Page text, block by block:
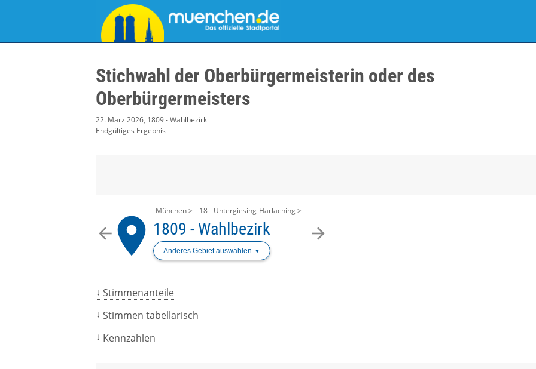
Stichwahl der Oberbürgermeisterin oder des
Oberbürgermeisters
22. März 2026, 1809 - Wahlbezirk
Endgültiges Ergebnis
arrow_back arrow_forward
place
München 18 - Untergiesing-Harlaching
1809 - Wahlbezirk
Anderes Gebiet auswählen
Stimmenanteile
Stimmen tabellarisch
Kennzahlen